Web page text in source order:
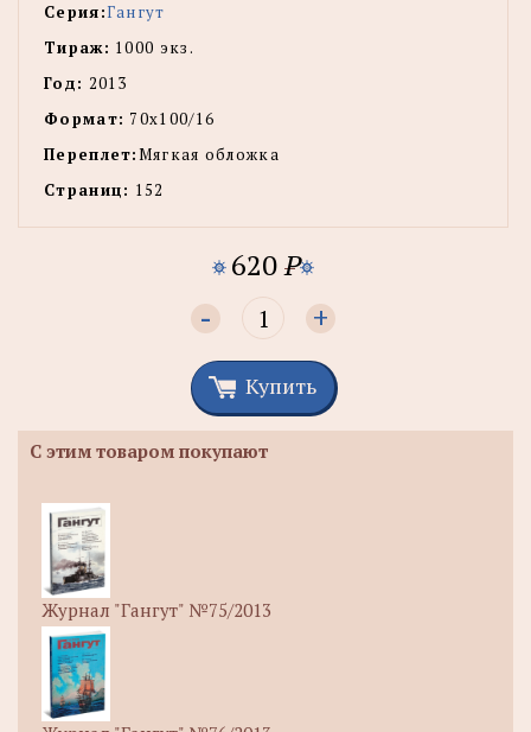
Серия:Гангут
Тираж: 1000 экз.
Год: 2013
Формат: 70x100/16
Переплет:Мягкая обложка
Страниц: 152
620P
- +
Купить
С этим товаром покупают
Журнал "Гангут" №75/2013